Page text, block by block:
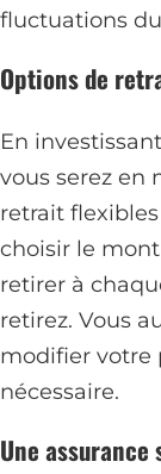
fluctuations
Options de
En
vous serez en
retrait
choisir le
retirer à
retirez. Vous
modifier votre
nécessaire.
Une